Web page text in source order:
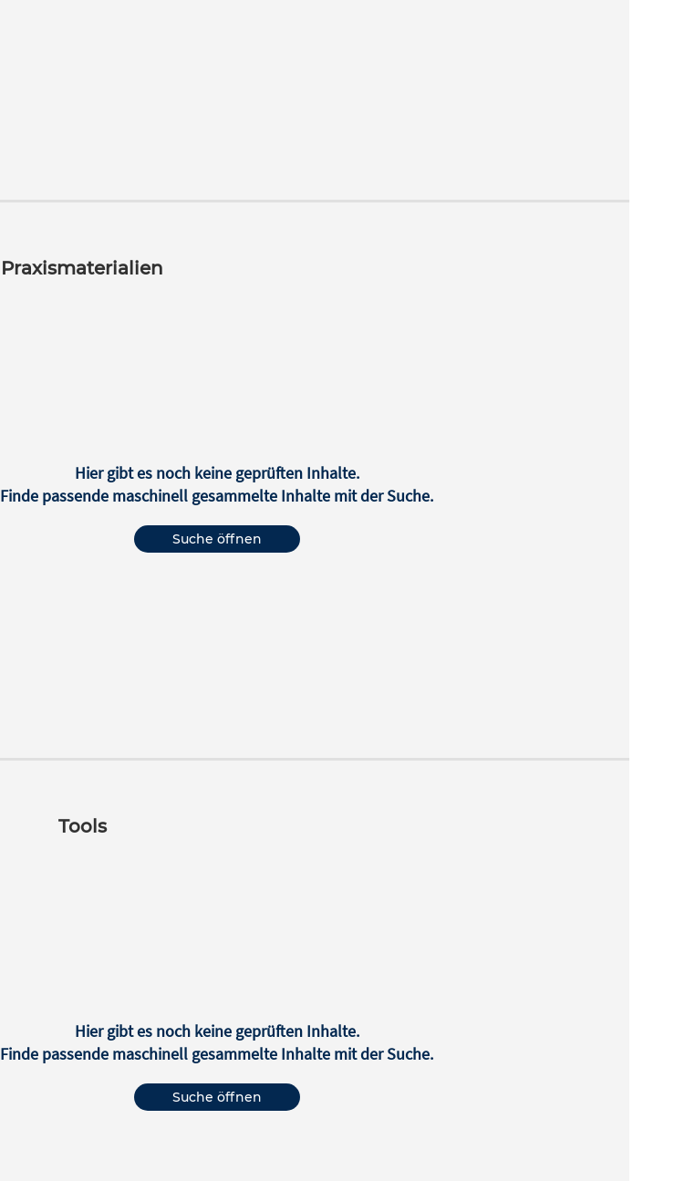
Praxismaterialien
Hier gibt es noch keine geprüften Inhalte.
Finde passende maschinell gesammelte Inhalte mit der Suche.
Suche öffnen
Tools
Hier gibt es noch keine geprüften Inhalte.
Finde passende maschinell gesammelte Inhalte mit der Suche.
Suche öffnen